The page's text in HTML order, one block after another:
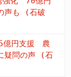
声も (石破
億円支援 農
疑問の声 (石